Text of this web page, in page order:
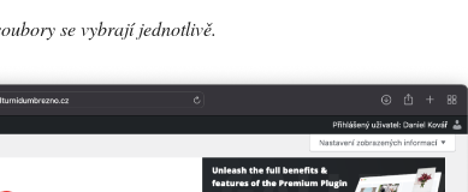
se vybrají jednotlivě.